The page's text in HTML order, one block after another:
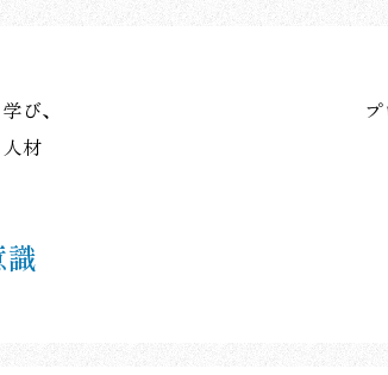
び、
材
識
プ